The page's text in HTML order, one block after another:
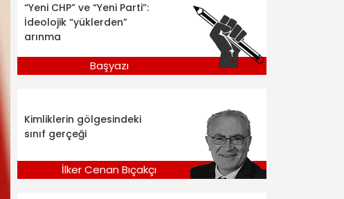
“Yeni CHP” ve “Yeni Parti”:
İdeolojik “yüklerden”
arınma
Başyazı
Kimliklerin gölgesindeki
sınıf gerçeği
İlker Cenan Bıçakçı